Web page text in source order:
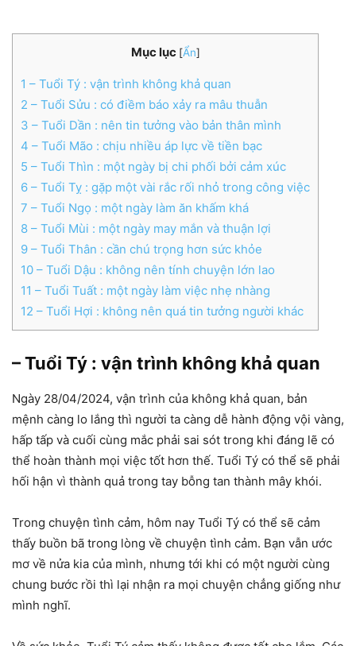
Mục lục [Ẩn]
1 – Tuổi Tý : vận trình không khả quan
2 – Tuổi Sửu : có điềm báo xảy ra mâu thuẫn
3 – Tuổi Dần : nên tin tưởng vào bản thân mình
4 – Tuổi Mão : chịu nhiều áp lực về tiền bạc
5 – Tuổi Thìn : một ngày bị chi phối bởi cảm xúc
6 – Tuổi Tỵ : gặp một vài rắc rối nhỏ trong công việc
7 – Tuổi Ngọ : một ngày làm ăn khấm khá
8 – Tuổi Mùi : một ngày may mắn và thuận lợi
9 – Tuổi Thân : cần chú trọng hơn sức khỏe
10 – Tuổi Dậu : không nên tính chuyện lớn lao
11 – Tuổi Tuất : một ngày làm việc nhẹ nhàng
12 – Tuổi Hợi : không nên quá tin tưởng người khác
– Tuổi Tý : vận trình không khả quan
Ngày 28/04/2024, vận trình của không khả quan, bản
mệnh càng lo lắng thì người ta càng dễ hành động vội vàng,
hấp tấp và cuối cùng mắc phải sai sót trong khi đáng lẽ có
thể hoàn thành mọi việc tốt hơn thế. Tuổi Tý có thể sẽ phải
hối hận vì thành quả trong tay bỗng tan thành mây khói.
Trong chuyện tình cảm, hôm nay Tuổi Tý có thể sẽ cảm
thấy buồn bã trong lòng về chuyện tình cảm. Bạn vẫn ước
mơ về nửa kia của mình, nhưng tới khi có một người cùng
chung bước rồi thì lại nhận ra mọi chuyện chẳng giống như
mình nghĩ.